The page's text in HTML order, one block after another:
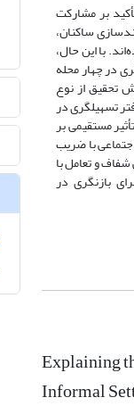
بر مشارکت
ساکنان،
با این حال،
در چهار محله
تحقیق از نوع
396 نفر از ساکنان محلات دارای دفتر تسهیلگری در
مستقیمی بر
اجتماعی با ضریب
اطلاع‌رسانی شفاف و تعامل با
بازنگری در
Explaining
Informal